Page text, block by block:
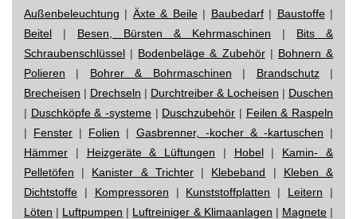
Außenbeleuchtung | Äxte & Beile| Baubedarf| Baustoffe|
Beitel | Besen, Bürsten & Kehrmaschinen | Bits &
Schraubenschlüssel | Bodenbeläge & Zubehör| Bohnern &
Polieren | Bohrer & Bohrmaschinen | Brandschutz|
Brecheisen | Drechseln | Durchtreiber & Locheisen | Duschen
| Duschköpfe & -systeme | Duschzubehör | Feilen & Raspeln
| Fenster | Folien | Gasbrenner, -kocher & -kartuschen |
Hämmer | Heizgeräte & Lüftungen | Hobel| Kamin- &
Pelletöfen | Kanister & Trichter| Klebeband | Kleben &
Dichtstoffe | Kompressoren | Kunststoffplatten | Leitern |
Löten | Luftpumpen | Luftreiniger & Klimaanlagen | Magnete|